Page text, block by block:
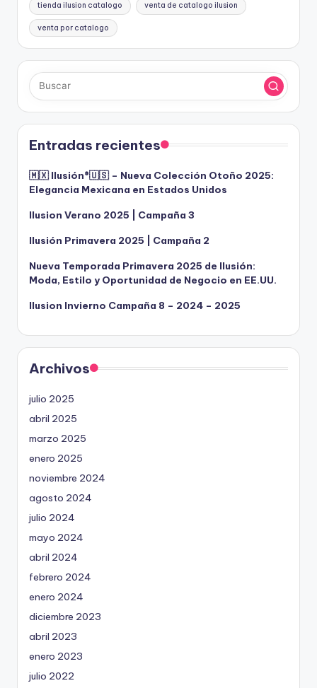
tienda ilusion catalogo venta de catalogo ilusion
venta por catalogo
Entradas recientes
🇲🇽 Ilusión®️🇺🇸 – Nueva Colección Otoño 2025:
Elegancia Mexicana en Estados Unidos
Ilusion Verano 2025 | Campaña 3
Ilusión Primavera 2025 | Campaña 2
Nueva Temporada Primavera 2025 de Ilusión:
Moda, Estilo y Oportunidad de Negocio en EE.UU.
Ilusion Invierno Campaña 8 – 2024 – 2025
Archivos
julio 2025
abril 2025
marzo 2025
enero 2025
noviembre 2024
agosto 2024
julio 2024
mayo 2024
abril 2024
febrero 2024
enero 2024
diciembre 2023
abril 2023
enero 2023
julio 2022